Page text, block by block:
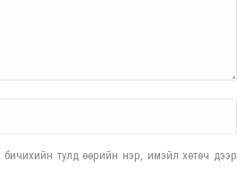
бичихийн тулд өөрийн нэр, имэйл хөтөч дээр